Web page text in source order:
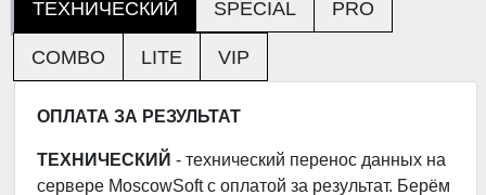
ТЕХНИЧЕСКИЙ SPECIAL PRO
COMBO LITE VIP
ОПЛАТА ЗА РЕЗУЛЬТАТ
ТЕХНИЧЕСКИЙ - технический перенос данных на
сервере MoscowSoft с оплатой за результат. Берём